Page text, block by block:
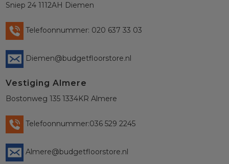
Sniep 24 1112AH Diemen
Telefoonnummer: 020 637 33 03
Diemen@budgetfloorstore.nl
Vestiging Almere
Bostonweg 135 1334KR Almere
Telefoonnummer:036 529 2245
Almere@budgetfloorstore.nl